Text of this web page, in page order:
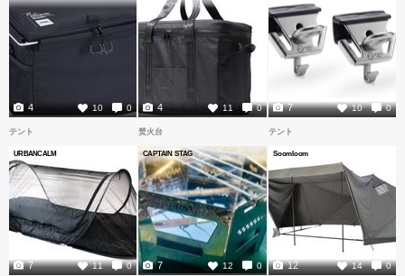
10 0
4 11 0
4 10 0
7
テント
URBANCALM
11 0
7
焚火台
CAPTAIN STAG
12 0
7
テント
Soomloom
14 0
12